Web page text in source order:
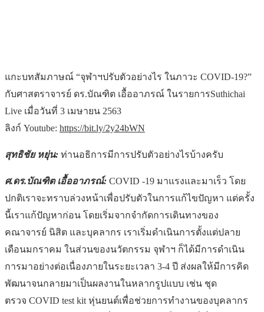
แกะบทสัมภาษณ์ “จุฬาฯปรับตัวอย่างไร ในภาวะ COVID-19?”
กับศาสตราจารย์ ดร.บัณฑิต เอื้ออาภรณ์ ในรายการSuthichai
Live เมื่อวันที่ 3 เมษายน 2563
ลิงก์ Youtube: https://bit.ly/2y24bWN
สุทธิชัย หยุ่น: ท่านอธิการมีการปรับตัวอย่างไรบ้างครับ
ศ.ดร.บัณฑิต เอื้ออาภรณ์: COVID -19 มาแรงและมาเร็ว โดย
ปกติเราจะทราบล่วงหน้าเพื่อปรับตัวในการแก้ไขปัญหา แต่ครั้ง
นี้เราแก้ปัญหาก่อน โดยเริ่มจากจำกัดการเดินทางของ
คณาจารย์ นิสิต และบุคลากร เราเริ่มดำเนินการตั้งแต่ปลาย
เดือนมกราคม ในส่วนของนวัตกรรม จุฬาฯ ก็ได้มีการดำเนิน
การมาอย่างต่อเนื่องภายในระยะเวลา 3-4 ปี ส่งผลให้มีการคิด
พัฒนาจนกลายมาเป็นผลงานในหลากรูปแบบ เช่น ชุด
ตรวจ COVID test kit หุ่นยนต์เพื่อช่วยการทำงานของบุคลากร